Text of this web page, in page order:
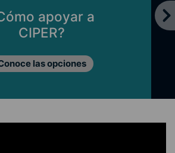
apoyar a
CIPER?
las opciones